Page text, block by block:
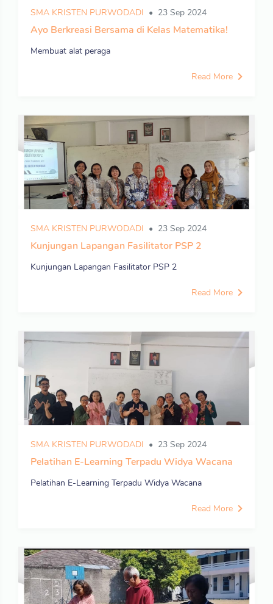
SMA KRISTEN PURWODADI 23 Sep 2024
Ayo Berkreasi Bersama di Kelas Matematika!
Membuat alat peraga
Read More
SMA KRISTEN PURWODADI 23 Sep 2024
Kunjungan Lapangan Fasilitator PSP 2
Kunjungan Lapangan Fasilitator PSP 2
Read More
SMA KRISTEN PURWODADI 23 Sep 2024
Pelatihan E-Learning Terpadu Widya Wacana
Pelatihan E-Learning Terpadu Widya Wacana
Read More